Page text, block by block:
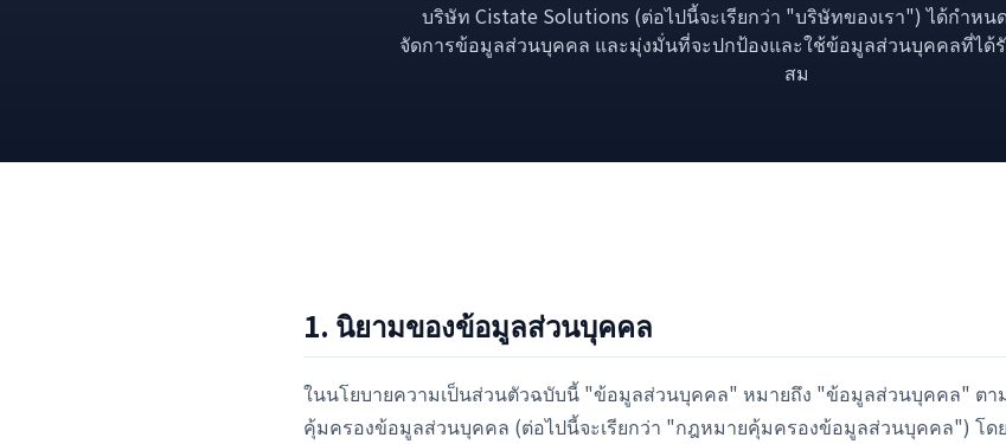
บริษัท Cistate Solutions (ต่อไปนี้จะเรียกว่า "บริษัทของเรา") ได้กำหน
จัดการข้อมูลส่วนบุคคล และมุ่งมั่นที่จะปกป้องและใช้ข้อมูลส่วนบุคคลที่ได้รั
สม
1. นิยามของข้อมูลส่วนบุคคล
ในนโยบายความเป็นส่วนตัวฉบับนี้ "ข้อมูลส่วนบุคคล" หมายถึง "ข้อมูลส่วนบุคคล" ตา
คุ้มครองข้อมูลส่วนบุคคล (ต่อไปนี้จะเรียกว่า "กฎหมายคุ้มครองข้อมูลส่วนบุคคล") โด